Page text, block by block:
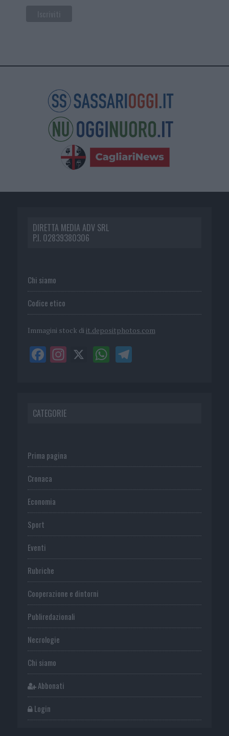
DIRETTA MEDIA ADV SRL
P.I. 02839380306
Chi siamo
Codice etico
Immagini stock di it.depositphotos.com
CATEGORIE
Prima pagina
Cronaca
Economia
Sport
Eventi
Rubriche
Cooperazione e dintorni
Publiredazionali
Necrologie
Chi siamo
Abbonati
Login